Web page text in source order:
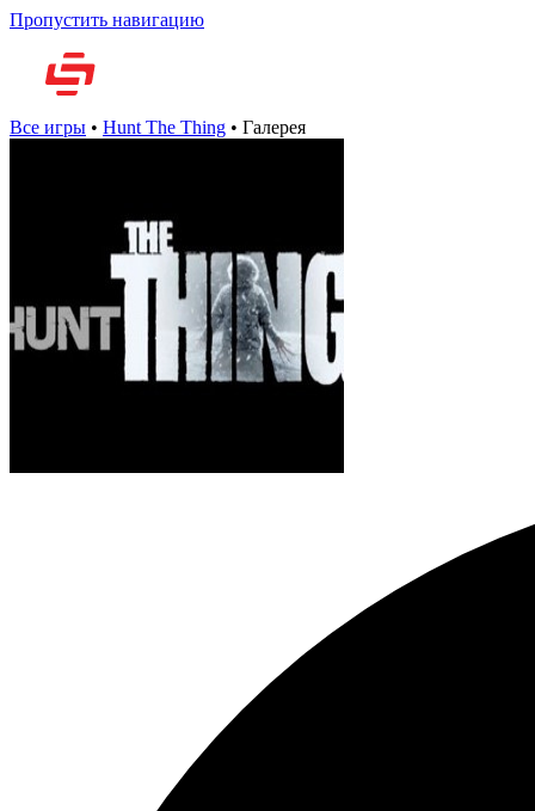
Пропустить навигацию
Все игры • Hunt The Thing • Галерея